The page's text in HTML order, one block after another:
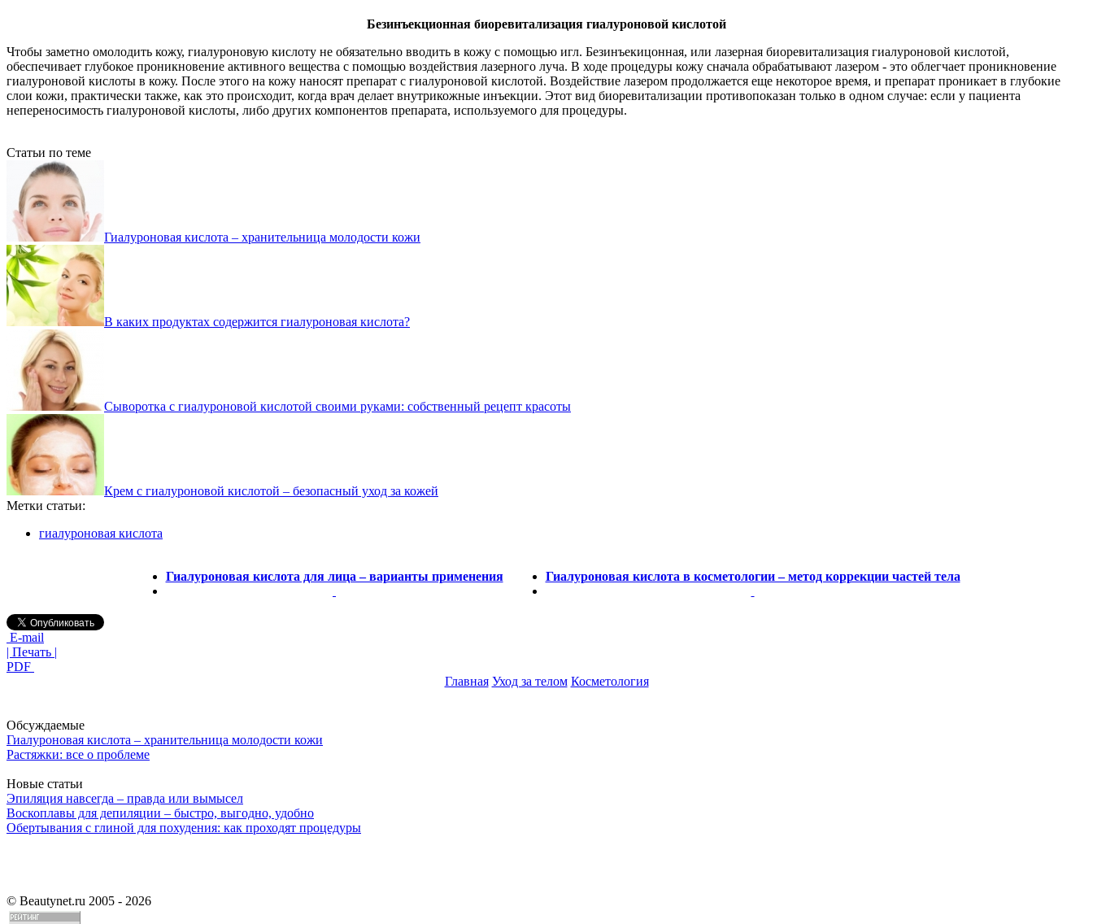
Безинъекционная биоревитализация гиалуроновой кислотой
Чтобы заметно омолодить кожу, гиалуроновую кислоту не обязательно вводить в кожу с помощью игл. Безинъекицонная, или лазерная биоревитализация гиалуроновой кислотой,
обеспечивает глубокое проникновение активного вещества с помощью воздействия лазерного луча. В ходе процедуры кожу сначала обрабатывают лазером - это облегчает проникновение
гиалуроновой кислоты в кожу. После этого на кожу наносят препарат с гиалуроновой кислотой. Воздействие лазером продолжается еще некоторое время, и препарат проникает в глубокие
слои кожи, практически также, как это происходит, когда врач делает внутрикожные инъекции. Этот вид биоревитализации противопоказан только в одном случае: если у пациента
непереносимость гиалуроновой кислоты, либо других компонентов препарата, используемого для процедуры.
Статьи по теме
Гиалуроновая кислота – хранительница молодости кожи
В каких продуктах содержится гиалуроновая кислота?
Сыворотка с гиалуроновой кислотой своими руками: собственный рецепт красоты
Крем с гиалуроновой кислотой – безопасный уход за кожей
Метки статьи:
гиалуроновая кислота
Гиалуроновая кислота для лица – варианты применения Гиалуроновая кислота в косметологии – метод коррекции частей тела
E-mail
| Печать |
PDF
Главная Уход за телом Косметология
Обсуждаемые
Гиалуроновая кислота – хранительница молодости кожи
Растяжки: все о проблеме
Новые статьи
Эпиляция навсегда – правда или вымысел
Воскоплавы для депиляции – быстро, выгодно, удобно
Обертывания с глиной для похудения: как проходят процедуры
© Beautynet.ru 2005 - 2026